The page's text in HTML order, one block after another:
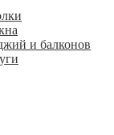
и балконов